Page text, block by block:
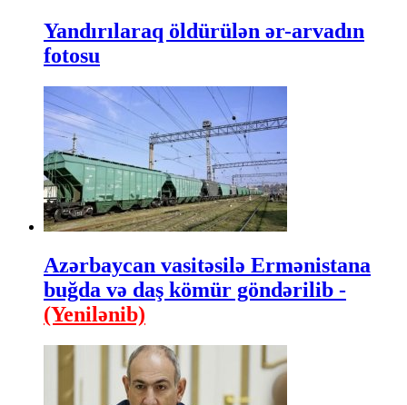
Yandırılaraq öldürülən ər-arvadın
fotosu
Azərbaycan vasitəsilə Ermənistana
buğda və daş kömür göndərilib -
(Yenilənib)